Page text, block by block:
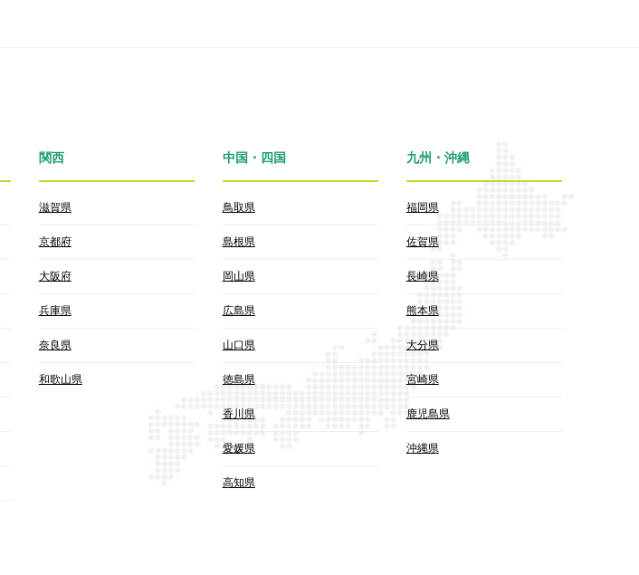
関西
滋賀県
京都府
大阪府
兵庫県
奈良県
和歌山県
中国・四国
鳥取県
島根県
岡山県
広島県
山口県
徳島県
香川県
愛媛県
高知県
九州・沖縄
福岡県
佐賀県
長崎県
熊本県
大分県
宮崎県
鹿児島県
沖縄県